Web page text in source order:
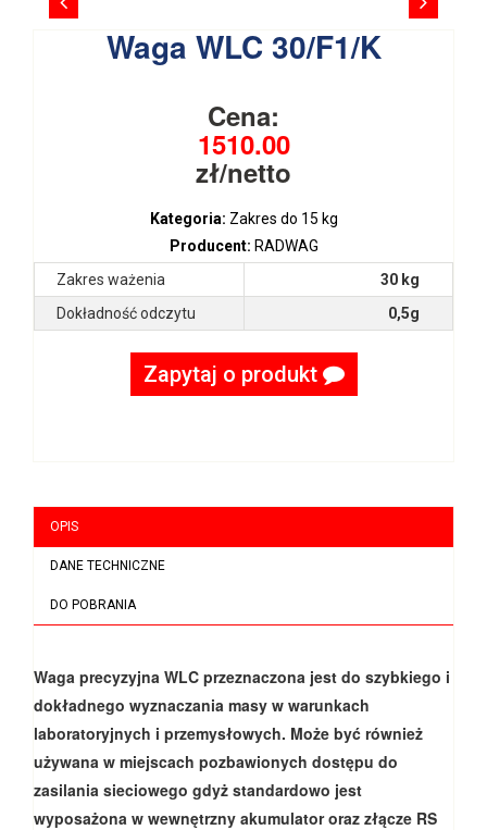
Waga WLC 30/F1/K
Cena:
1510.00
zł/netto
Kategoria: Zakres do 15 kg
Producent: RADWAG
Zakres ważenia
30 kg
Dokładność odczytu
0,5g
Zapytaj o produkt
OPIS
DANE TECHNICZNE
DO POBRANIA
Waga precyzyjna WLC przeznaczona jest do szybkiego i
dokładnego wyznaczania masy w warunkach
laboratoryjnych i przemysłowych. Może być również
używana w miejscach pozbawionych dostępu do
zasilania sieciowego gdyż standardowo jest
wyposażona w wewnętrzny akumulator oraz złącze RS